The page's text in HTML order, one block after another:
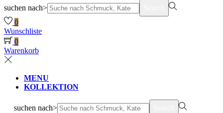
suchen nach>
0
Wunschliste
0
Warenkorb
MENU
KOLLEKTION
suchen nach>